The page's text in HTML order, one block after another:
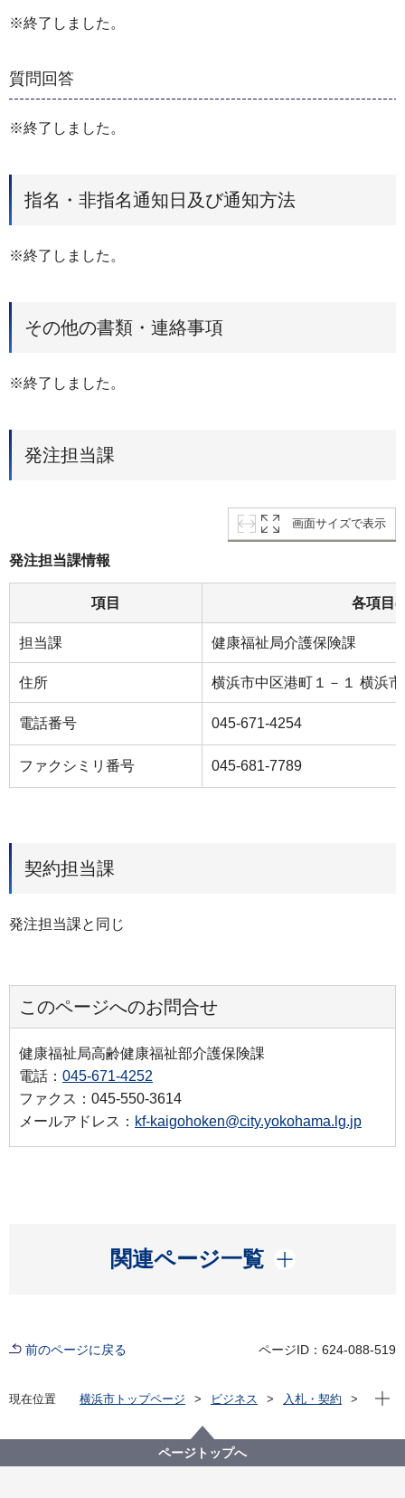
※終了しました。
質問回答
※終了しました。
指名・非指名通知日及び通知方法
※終了しました。
その他の書類・連絡事項
※終了しました。
発注担当課
画面サイズで表示
発注担当課情報
項目 各項目
担当課 健康福祉局介護保険課
住所 横浜市中区港町１－１ 横浜
電話番号 045-671-4254
ファクシミリ番号 045-681-7789
契約担当課
発注担当課と同じ
このページへのお問合せ
健康福祉局高齢健康福祉部介護保険課
電話： 045-671-4252
ファクス：045-550-3614
メールアドレス： kf-kaigohoken@city.yokohama.lg.jp
関連ページ一覧
開く
前のページに戻る ページID：624-088-519
現在位置 横浜市トップページ ビジネス
入札・契約
【令和２年度】介護保険に関する問合せコールセンタ
ー運営業務委託
現在
ページトップへ